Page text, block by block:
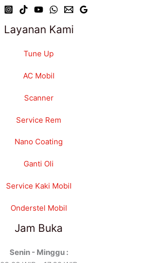
Layanan Kami
Tune Up
AC Mobil
Scanner
Service Rem
Nano Coating
Ganti Oli
Service Kaki Mobil
Onderstel Mobil
Jam Buka
Senin - Minggu :